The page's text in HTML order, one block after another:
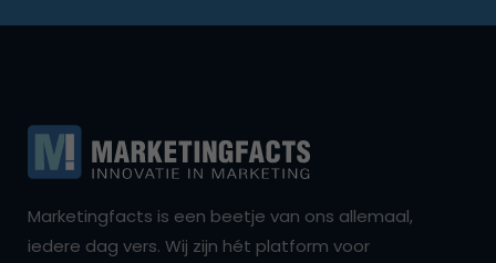
Marketingfacts is een beetje van ons allemaal,
iedere dag vers. Wij zijn hét platform voor